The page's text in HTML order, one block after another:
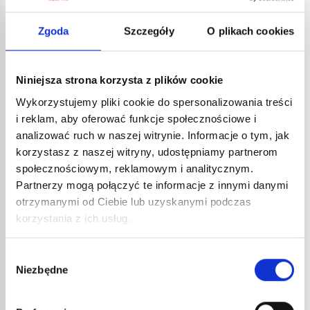
Zgoda Szczegóły O plikach cookies
Niniejsza strona korzysta z plików cookie
Wykorzystujemy pliki cookie do spersonalizowania treści
i reklam, aby oferować funkcje społecznościowe i
analizować ruch w naszej witrynie. Informacje o tym, jak
korzystasz z naszej witryny, udostępniamy partnerom
społecznościowym, reklamowym i analitycznym.
Partnerzy mogą połączyć te informacje z innymi danymi
otrzymanymi od Ciebie lub uzyskanymi podczas
korzystania z ich usług.
zgody
Niezbędne
temperaturze. Proporcje argonu do helu wpływają na
rozkład ciepła, a w konsekwencji na tempo spawania.
bardziej błyszczący wygląd niż spawanie helem. Jeśli
chcesz uzyskać taki sam rezultat przy użyciu
mieszaniny helu i argonu, będziesz musiał wykończyć
go szczotką drucianą. Należy również wziąć pod
uwagę wysokie przewodnictwo cieplne aluminium.
Jeśli połączenie jest niekompletne, może dojść do
przerwania ciągłości. Dlatego zalecana jest mieszanka
helu i argonu. Jeśli spawasz łukiem wolframowym,
czysty argon jest gazem, który zapewni najlepszą
stabilność łuku. Plusem będzie także poprawa
czyszczenia.